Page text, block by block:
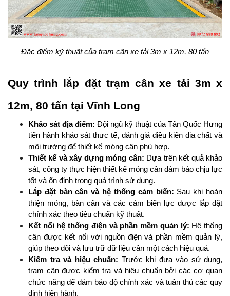
Đặc điểm kỹ thuật của trạm cân xe tải 3m x 12m, 80 tấn
Quy trình lắp đặt trạm cân xe tải 3m x
12m, 80 tấn tại Vĩnh Long
Khảo sát địa điểm: Đội ngũ kỹ thuật của Tân Quốc Hưng
tiến hành khảo sát thực tế, đánh giá điều kiện địa chất và
môi trường để thiết kế móng cân phù hợp.
Thiết kế và xây dựng móng cân: Dựa trên kết quả khảo
sát, công ty thực hiện thiết kế móng cân đảm bảo chịu lực
tốt và ổn định trong quá trình sử dụng.
Lắp đặt bàn cân và hệ thống cảm biến: Sau khi hoàn
thiện móng, bàn cân và các cảm biến lực được lắp đặt
chính xác theo tiêu chuẩn kỹ thuật.
Kết nối hệ thống điện và phần mềm quản lý: Hệ thống
cân được kết nối với nguồn điện và phần mềm quản lý,
giúp theo dõi và lưu trữ dữ liệu cân một cách hiệu quả.
Kiểm tra và hiệu chuẩn: Trước khi đưa vào sử dụng,
trạm cân được kiểm tra và hiệu chuẩn bởi các cơ quan
chức năng để đảm bảo độ chính xác và tuân thủ các quy
định hiện hành.